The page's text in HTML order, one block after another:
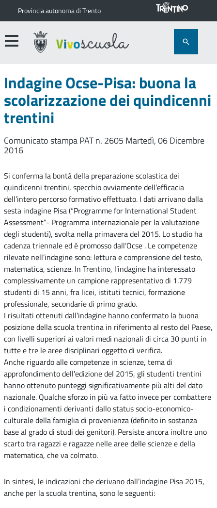
Provincia autonoma di Trento
Indagine Ocse-Pisa: buona la
scolarizzazione dei quindicenni
trentini
Comunicato stampa PAT n. 2605 Martedì, 06 Dicembre
2016
Si conferma la bontà della preparazione scolastica dei
quindicenni trentini, specchio ovviamente dell’efficacia
dell’intero percorso formativo effettuato. I dati arrivano dalla
sesta indagine Pisa (“Programme for International Student
Assessment”- Programma internazionale per la valutazione
degli studenti), svolta nella primavera del 2015. Lo studio ha
cadenza triennale ed è promosso dall’Ocse . Le competenze
rilevate nell’indagine sono: lettura e comprensione del testo,
matematica, scienze. In Trentino, l’indagine ha interessato
complessivamente un campione rappresentativo di 1.779
studenti di 15 anni, fra licei, istituti tecnici, formazione
professionale, secondarie di primo grado.
I risultati ottenuti dall’indagine hanno confermato la buona
posizione della scuola trentina in riferimento al resto del Paese,
con livelli superiori ai valori medi nazionali di circa 30 punti in
tutte e tre le aree disciplinari oggetto di verifica.
Anche riguardo alle competenze in scienze, tema di
approfondimento dell'edizione del 2015, gli studenti trentini
hanno ottenuto punteggi significativamente più alti del dato
nazionale. Qualche sforzo in più va fatto invece per combattere
i condizionamenti derivanti dallo status socio-economico-
culturale della famiglia di provenienza (definito in sostanza
base al grado di studi dei genitori). Persiste ancora inoltre uno
scarto tra ragazzi e ragazze nelle aree delle scienze e della
matematica, che va colmato.
In sintesi, le indicazioni che derivano dall’indagine Pisa 2015,
anche per la scuola trentina, sono le seguenti: